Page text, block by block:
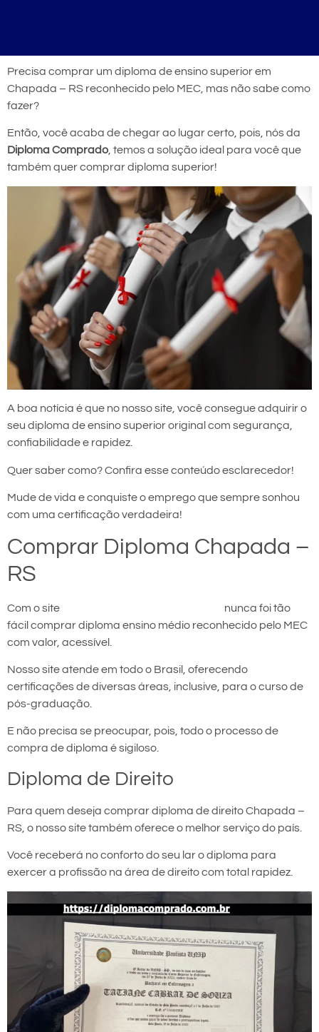
Precisa comprar um diploma de ensino superior em
Chapada – RS reconhecido pelo MEC, mas não sabe como
fazer?
Então, você acaba de chegar ao lugar certo, pois, nós da
Diploma Comprado, temos a solução ideal para você que
também quer comprar diploma superior!
A boa notícia é que no nosso site, você consegue adquirir o
seu diploma de ensino superior original com segurança,
confiabilidade e rapidez.
Quer saber como? Confira esse conteúdo esclarecedor!
Mude de vida e conquiste o emprego que sempre sonhou
com uma certificação verdadeira!
Comprar Diploma Chapada –
RS
Com o site
nunca foi tão
fácil comprar diploma ensino médio reconhecido pelo MEC
com valor, acessível.
Nosso site atende em todo o Brasil, oferecendo
certificações de diversas áreas, inclusive, para o curso de
pós-graduação.
E não precisa se preocupar, pois, todo o processo de
compra de diploma é sigiloso.
Diploma de Direito
Para quem deseja comprar diploma de direito Chapada –
RS, o nosso site também oferece o melhor serviço do país.
Você receberá no conforto do seu lar o diploma para
exercer a profissão na área de direito com total rapidez.